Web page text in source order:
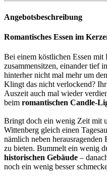
Angebotsbeschreibung
Romantisches Essen im
Bei einem köstlichen Essen
zusammensitzen, einander tief
hinterher nicht mal mehr um
Klingt das nicht verlockend?
Auszeit auch mal wieder
beim romantischen Candle-
Bringt doch ein wenig Zeit mit
Wittenberg gleich einen
nämlich neben herausragenden
zu bieten. Bummelt ein wenig
historischen Gebäude –
noch ein wenig besser